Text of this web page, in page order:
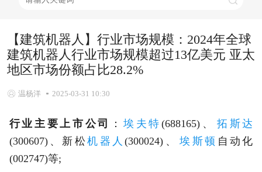
【建筑机器人】行业市场规模：2024年全球
建筑机器人行业市场规模超过13亿美元 亚太
地区市场份额占比28.2%
温杨洋 2025-03-31 10:30
行业主要上市公司 ： 埃夫特 (688165)、‌
拓斯达
(300607)、新松机器人‌(300024)、‌ 埃斯顿 自动化
(002747)等;